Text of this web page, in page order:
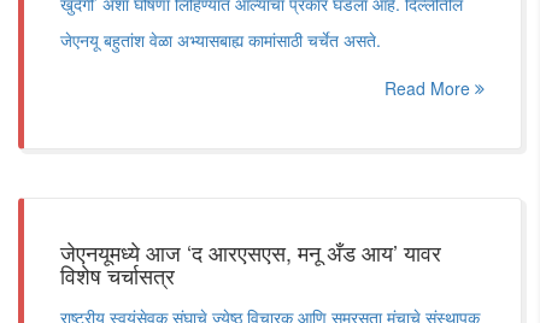
जेएनयू बहुतांश वेळा अभ्यासबाह्य कामांसाठी चर्चेत असते.
Read More
जेएनयूमध्ये आज ‘द आरएसएस, मनू अँड आय’ यावर
विशेष चर्चासत्र
राष्ट्रीय स्वयंसेवक संघाचे ज्येष्ठ विचारक आणि समरसता मंचाचे संस्थापक